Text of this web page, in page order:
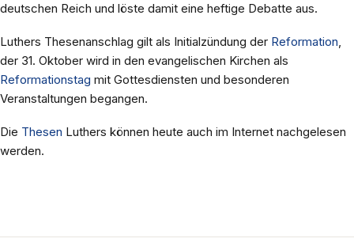
deutschen Reich und löste damit eine heftige Debatte aus.
Luthers Thesenanschlag gilt als Initialzündung der Reformation,
der 31. Oktober wird in den evangelischen Kirchen als
Reformationstag mit Gottesdiensten und besonderen
Veranstaltungen begangen.
Die Thesen Luthers können heute auch im Internet nachgelesen
werden.